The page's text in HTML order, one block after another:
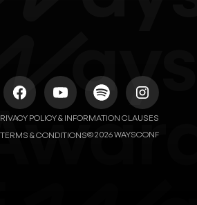
POLICY & INFORMATION CLAUSES
TERMS & CONDITIONS© 2026 WAYSCONF